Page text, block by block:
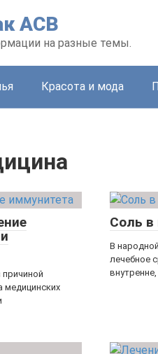
ACB
на разные темы.
Красота и мода
медицинских
Соль в
В
лечебное